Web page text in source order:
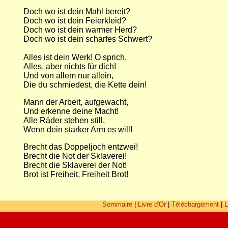
Doch wo ist dein Mahl bereit?
Doch wo ist dein Feierkleid?
Doch wo ist dein warmer Herd?
Doch wo ist dein scharfes Schwert?
Alles ist dein Werk! O sprich,
Alles, aber nichts für dich!
Und von allem nur allein,
Die du schmiedest, die Kette dein!
Mann der Arbeit, aufgewacht,
Und erkenne deine Macht!
Alle Räder stehen still,
Wenn dein starker Arm es will!
Brecht das Doppeljoch entzwei!
Brecht die Not der Sklaverei!
Brecht die Sklaverei der Not!
Brot ist Freiheit, Freiheit Brot!
Sommaire Livre d'Or Téléchargement